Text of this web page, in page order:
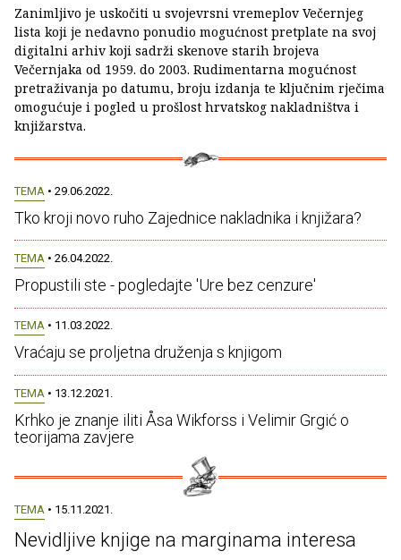
Zanimljivo je uskočiti u svojevrsni vremeplov Večernjeg
lista koji je nedavno ponudio mogućnost pretplate na svoj
digitalni arhiv koji sadrži skenove starih brojeva
Večernjaka od 1959. do 2003. Rudimentarna mogućnost
pretraživanja po datumu, broju izdanja te ključnim rječima
omogućuje i pogled u prošlost hrvatskog nakladništva i
knjižarstva.
TEMA • 29.06.2022.
Tko kroji novo ruho Zajednice nakladnika i knjižara?
TEMA • 26.04.2022.
Propustili ste - pogledajte 'Ure bez cenzure'
TEMA • 11.03.2022.
Vraćaju se proljetna druženja s knjigom
TEMA • 13.12.2021.
Krhko je znanje iliti Åsa Wikforss i Velimir Grgić o
teorijama zavjere
TEMA • 15.11.2021.
Nevidljive knjige na marginama interesa